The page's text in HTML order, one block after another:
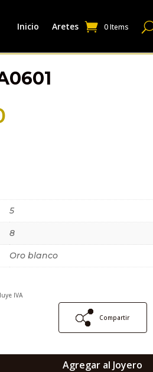
Inicio Aretes 0 Items
5
8
Oro blanco
IVA
Compartir
Agregar al Joyero